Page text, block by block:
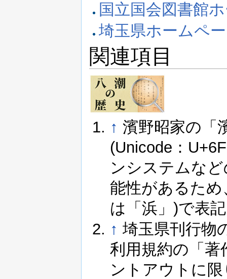
国立国会図書館
埼玉県ホームペ
関連項目
↑ 濱野昭家の「
(Unicode：
ンシステムな
能性があるため
は「浜」)で表
↑ 埼玉県刊行物
利用規約の「著
ントアウトに